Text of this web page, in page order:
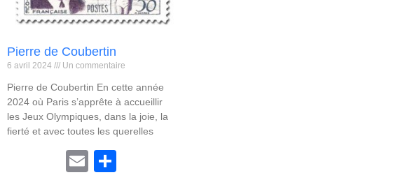
Pierre de Coubertin
6 avril 2024 Un commentaire
Pierre de Coubertin En cette année
2024 où Paris s’apprête à accueillir
les Jeux Olympiques, dans la joie, la
fierté et avec toutes les querelles
E